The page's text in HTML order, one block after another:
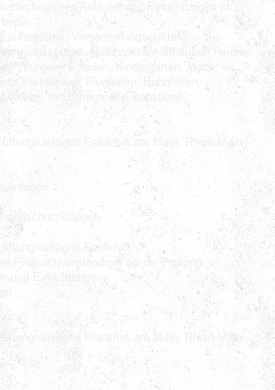
Anlagen und Einrichtungen in
Versammlungsstätten,
Hotels, Krankenhäuser, Heime,
Schulen, Kindergärten, Horte,
Parkhäuser, Flughäfen, Bahnhöfen,
Industriebauten, sonstigen
Frankfurt am Main, Rhein-Main-
Anlagen
Frankfurt
Prüfsachverständiger für die Prüfung
Frankfurt am Main, Rhein-Main-